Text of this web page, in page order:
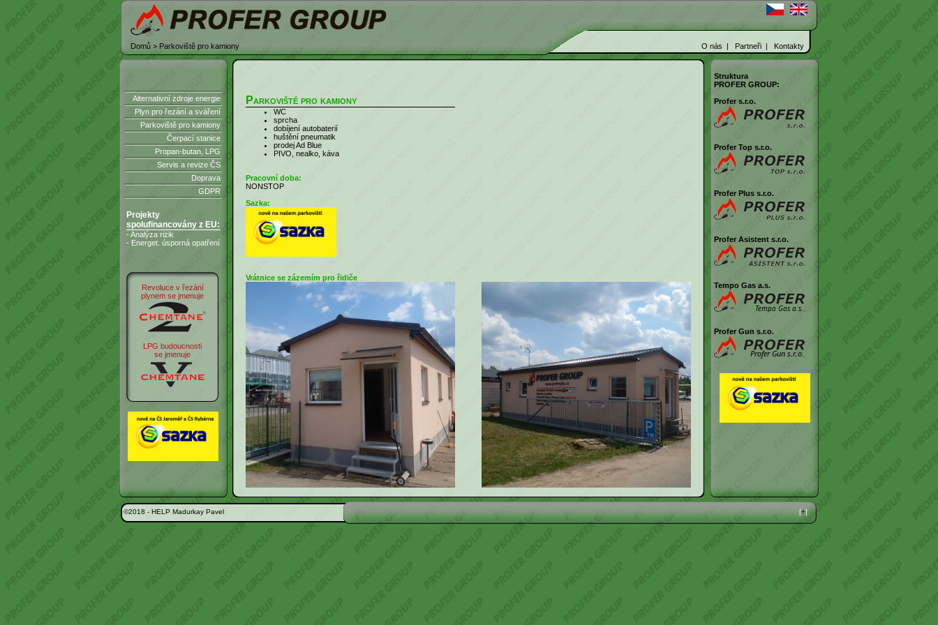
Domů > Parkoviště pro kamiony O nás | Partneři | Kontakty
Alternativní zdroje energie
Plyn pro řezání a sváření
Parkoviště pro kamiony
Čerpací stanice
Propan-butan, LPG
Servis a revize ČS
Doprava
GDPR
Projekty
spolufinancovány z EU:
- Analýza rizik
- Energet. úsporná opatření
Revoluce v řezání
plynem se jmenuje
LPG budoucnosti
se jmenuje
Parkoviště pro kamiony
WC
sprcha
dobíjení autobaterií
huštění pneumatik
prodej Ad Blue
PIVO, nealko, káva
Pracovní doba:
NONSTOP
Sazka:
Vrátnice se zázemím pro řidiče
Struktura
PROFER GROUP:
Profer s.r.o.
Profer Top s.r.o.
Profer Plus s.r.o.
Profer Asistent s.r.o.
Tempo Gas a.s.
Profer Gun s.r.o.
©2018 - HELP Madurkay Pavel [+]